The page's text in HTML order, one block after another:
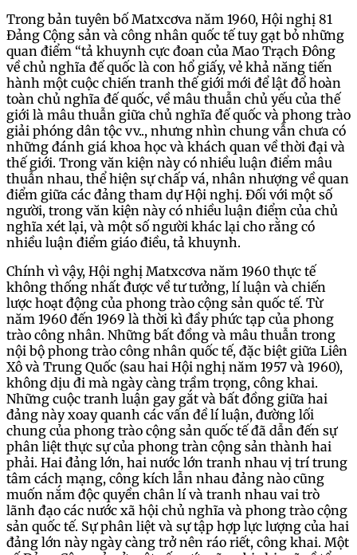
Trong bản tuyên bố Matxcơva năm 1960, Hội nghị 81
Đảng Cộng sản và công nhân quốc tế tuy gạt bỏ những
quan điểm “tả khuynh cực đoan của Mao Trạch Đông
về chủ nghĩa đế quốc là con hổ giấy, vẻ khả năng tiến
hành một cuộc chiến tranh thế giới mới để lật đổ hoàn
toàn chủ nghĩa đế quốc, về mâu thuẫn chủ yếu của thế
giới là mâu thuẫn giữa chủ nghĩa đế quốc và phong trào
giải phóng dân tộc vv.., nhưng nhìn chung vẫn chưa có
những đánh giá khoa học và khách quan về thời đại và
thế giới. Trong văn kiện này có nhiều luận điểm mâu
thuẫn nhau, thể hiện sự chấp vá, nhân nhượng về quan
điểm giữa các đảng tham dự Hội nghị. Đối với một số
người, trong văn kiện này có nhiều luận điểm của chủ
nghĩa xét lại, và một số người khác lại cho rằng có
nhiều luận điểm giáo điều, tả khuynh.
Chính vì vậy, Hội nghị Matxcơva năm 1960 thực tế
không thống nhất được về tư tưởng, lí luận và chiến
lược hoạt động của phong trào cộng sản quốc tế. Từ
năm 1960 đến 1969 là thời kì đầy phức tạp của phong
trào công nhân. Những bất đồng và mâu thuẫn trong
nội bộ phong trào công nhân quốc tế, đặc biệt giữa Liên
Xô và Trung Quốc (sau hai Hội nghị năm 1957 và 1960),
không dịu đi mà ngày càng trầm trọng, công khai.
Những cuộc tranh luận gay gắt và bất đồng giữa hai
đảng này xoay quanh các vấn đề lí luận, đường lối
chung của phong trào cộng sản quốc tế đã dẫn đến sự
phân liệt thực sự của phong tràn cộng sản thành hai
phải. Hai đảng lớn, hai nước lớn tranh nhau vị trí trung
tâm cách mạng, công kích lẫn nhau đảng nào cũng
muốn nắm độc quyền chân lí và tranh nhau vai trò
lãnh đạo các nước xã hội chủ nghĩa và phong trào cộng
sản quốc tế. Sự phân liệt và sự tập hợp lực lượng của hai
đảng lớn này ngày càng trở nên ráo riết, công khai. Một